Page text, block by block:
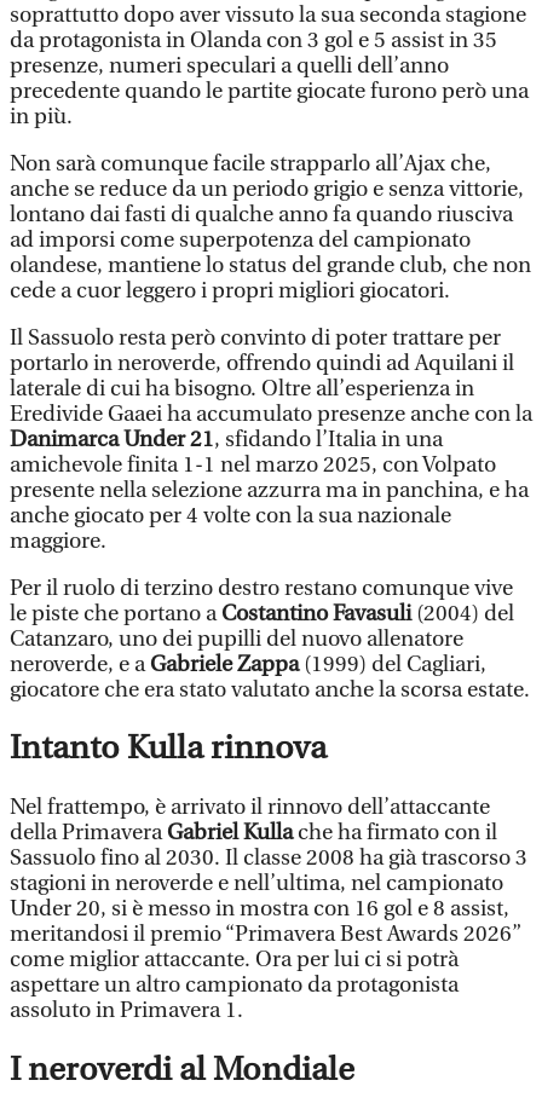
soprattutto dopo aver vissuto la sua seconda stagione
da protagonista in Olanda con 3 gol e 5 assist in 35
presenze, numeri speculari a quelli dell’anno
precedente quando le partite giocate furono però una
in più.
Non sarà comunque facile strapparlo all’Ajax che,
anche se reduce da un periodo grigio e senza vittorie,
lontano dai fasti di qualche anno fa quando riusciva
ad imporsi come superpotenza del campionato
olandese, mantiene lo status del grande club, che non
cede a cuor leggero i propri migliori giocatori.
Il Sassuolo resta però convinto di poter trattare per
portarlo in neroverde, offrendo quindi ad Aquilani il
laterale di cui ha bisogno. Oltre all’esperienza in
Eredivide Gaaei ha accumulato presenze anche con la
Danimarca Under 21, sfidando l’Italia in una
amichevole finita 1-1 nel marzo 2025, con Volpato
presente nella selezione azzurra ma in panchina, e ha
anche giocato per 4 volte con la sua nazionale
maggiore.
Per il ruolo di terzino destro restano comunque vive
le piste che portano aCostantino Favasuli(2004) del
Catanzaro, uno dei pupilli del nuovo allenatore
neroverde, e aGabriele Zappa(1999) del Cagliari,
giocatore che era stato valutato anche la scorsa estate.
Intanto Kulla rinnova
Nel frattempo, è arrivato il rinnovo dell’attaccante
della PrimaveraGabriel Kullache ha firmato con il
Sassuolo fino al 2030. Il classe 2008 ha già trascorso 3
stagioni in neroverde e nell’ultima, nel campionato
Under 20, si è messo in mostra con 16 gol e 8 assist,
meritandosi il premio “Primavera Best Awards 2026”
come miglior attaccante. Ora per lui ci si potrà
aspettare un altro campionato da protagonista
assoluto in Primavera 1.
I neroverdi al Mondiale